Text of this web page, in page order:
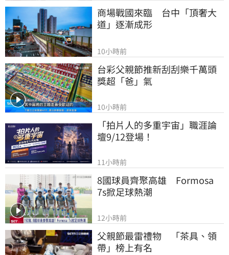
商場戰國來臨　台中「頂奢大
道」逐漸成形
10小時前
台彩父親節推新刮刮樂千萬頭
獎超「爸」氣
10小時前
「拍片人的多重宇宙」職涯論
壇9/12登場！
11小時前
8國球員齊聚高雄　Formosa
7s掀足球熱潮
12小時前
父親節最雷禮物　「茶具、領
帶」榜上有名